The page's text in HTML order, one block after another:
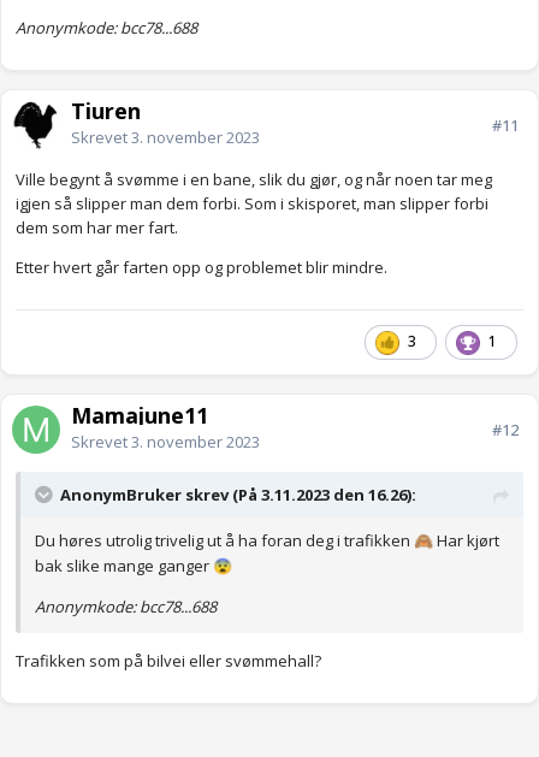
Anonymkode: bcc78...688
Tiuren
Skrevet3. november 2023
#11
Ville begynt å svømme i en bane, slik du gjør, og når noen tar meg
igjen så slipper man dem forbi. Som i skisporet, man slipper forbi
dem som har mer fart.
Etter hvert går farten opp og problemet blir mindre.
3 1
Mamajune11
Skrevet3. november 2023
#12
AnonymBruker skrev (På 3.11.2023 den 16.26):
Du høres utrolig trivelig ut å ha foran deg i trafikken 🙈 Har kjørt
bak slike mange ganger 😨
Anonymkode: bcc78...688
Trafikken som på bilvei eller svømmehall?